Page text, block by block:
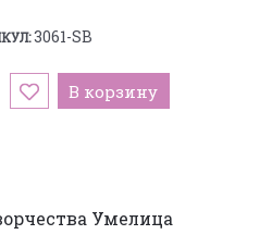
3061-SB
В корзину
Умелица